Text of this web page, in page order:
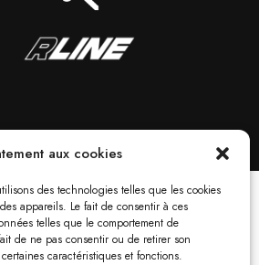
aux cookies
des technologies telles que les cookies
appareils. Le fait de consentir à ces
telles que le comportement de
de ne pas consentir ou de retirer son
caractéristiques et fonctions.